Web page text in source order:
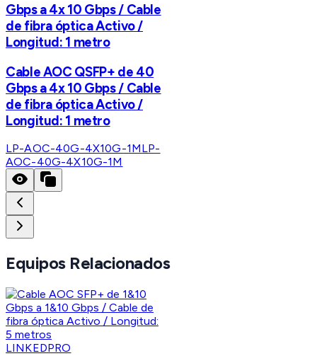
Gbps a 4x 10 Gbps / Cable
de fibra óptica Activo /
Longitud: 1 metro
Cable AOC QSFP+ de 40
Gbps a 4x 10 Gbps / Cable
de fibra óptica Activo /
Longitud: 1 metro
LP-AOC-40G-4X10G-1MLP-
AOC-40G-4X10G-1M
Equipos Relacionados
LINKEDPRO